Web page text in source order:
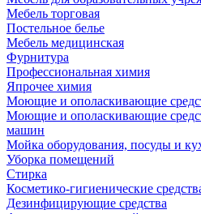
Мебель торговая
Постельное белье
Мебель медицинская
Фурнитура
Профессиональная химия
Япрочее химия
Моющие и ополаскивающие
Моющие и ополаскивающие
машин
Мойка оборудования, посуды и
Уборка помещений
Стирка
Косметико-гигиенические
Дезинфицирующие средства